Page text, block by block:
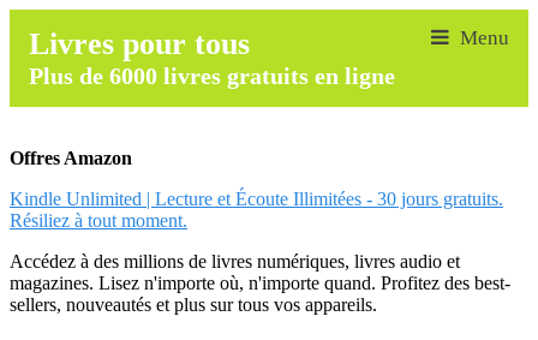
Livres pour tous
Plus de 6000 livres gratuits en ligne
Offres Amazon
Kindle Unlimited | Lecture et Écoute Illimitées - 30 jours gratuits.
Résiliez à tout moment.
Accédez à des millions de livres numériques, livres audio et
magazines. Lisez n'importe où, n'importe quand. Profitez des best-
sellers, nouveautés et plus sur tous vos appareils.